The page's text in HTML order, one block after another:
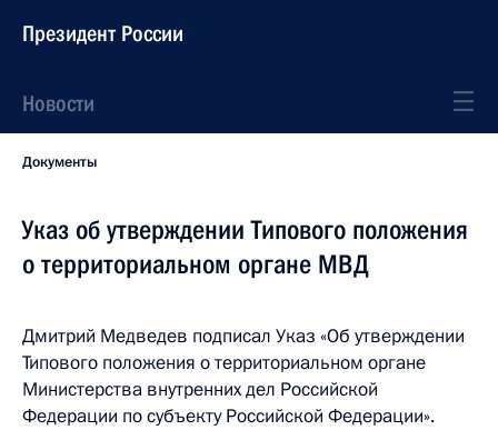
Президент России
Новости
Документы
Указ об утверждении Типового положения
о территориальном органе МВД
Дмитрий Медведев подписал Указ «Об утверждении
Типового положения о территориальном органе
Министерства внутренних дел Российской
Федерации по субъекту Российской Федерации».